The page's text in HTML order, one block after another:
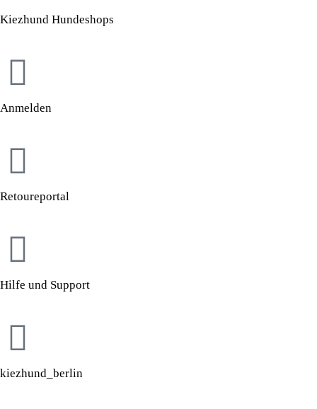
Kiezhund Hundeshops
Anmelden
Retoureportal
Hilfe und Support
kiezhund_berlin